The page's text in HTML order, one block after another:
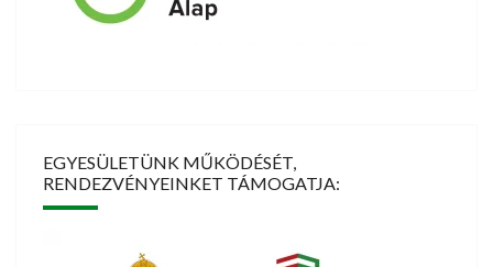
EGYESÜLETÜNK MŰKÖDÉSÉT,
RENDEZVÉNYEINKET TÁMOGATJA: